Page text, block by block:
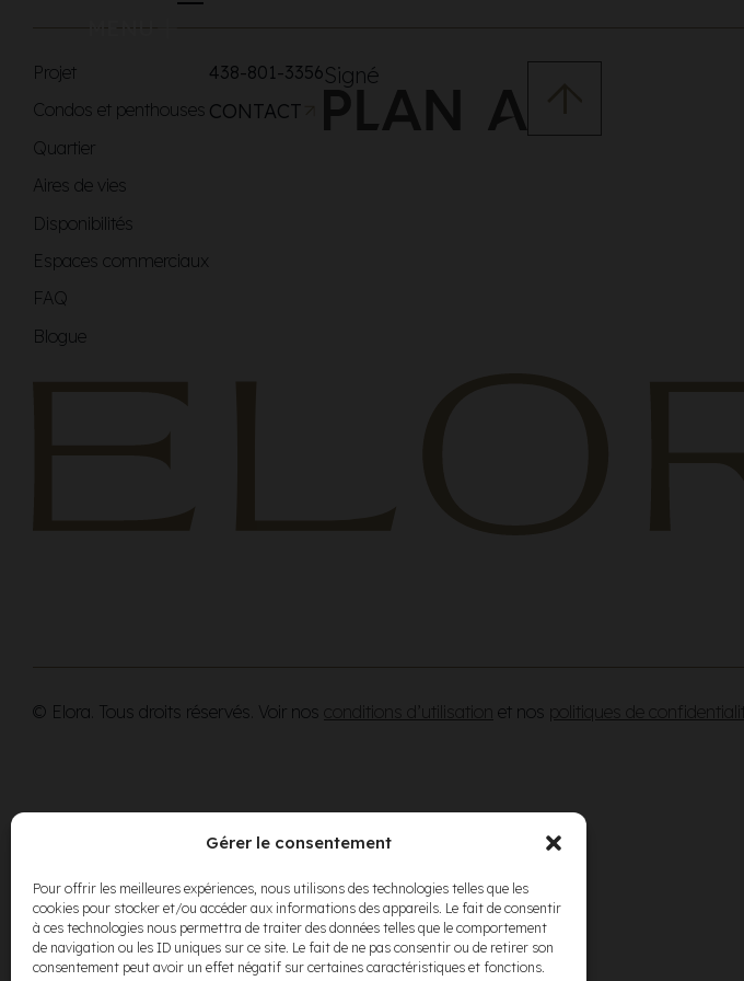
Gérer le consentement
Pour offrir les meilleures expériences, nous utilisons des technologies telles que les
cookies pour stocker et/ou accéder aux informations des appareils. Le fait de consentir
à ces technologies nous permettra de traiter des données telles que le comportement
de navigation ou les ID uniques sur ce site. Le fait de ne pas consentir ou de retirer son
consentement peut avoir un effet négatif sur certaines caractéristiques et fonctions.
MENU
Projet
Condos et penthouses
Quartier
Aires de vies
Disponibilités
Espaces commerciaux
FAQ
Blogue
438-801-3356
CONTACT
Signé
© Elora. Tous droits réservés. Voir nos conditions d’utilisation et nos politiques de